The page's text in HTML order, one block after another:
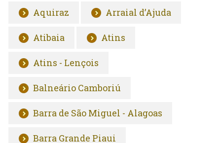
Aquiraz Arraial d’Ajuda
Atibaia Atins
Atins - Lençois
Balneário Camboriú
Barra de São Miguel - Alagoas
Barra Grande Piaui